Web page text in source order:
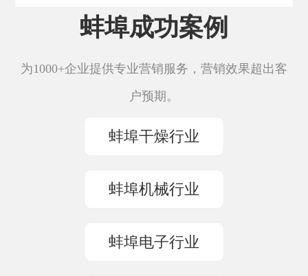
蚌埠成功案例
为1000+企业提供专业营销服务，营销效果超出客
户预期。
蚌埠干燥行业
蚌埠机械行业
蚌埠电子行业